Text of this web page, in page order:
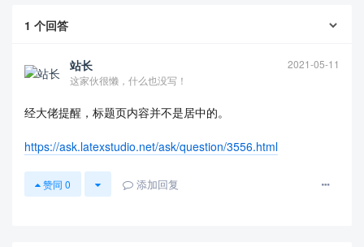
1 个回答
站长
2021-05-11
这家伙很懒，什么也没写！
经大佬提醒，标题页内容并不是居中的。
https://ask.latexstudio.net/ask/question/3556.html
赞同 0 添加回复